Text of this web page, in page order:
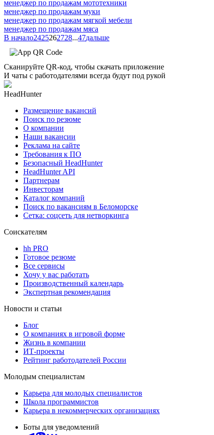
менеджер по продажам мототехники
менеджер по продажам муки
менеджер по продажам мягкой мебели
менеджер по продажам мяса
В начало2425262728...47дальше
Сканируйте QR-код, чтобы скачать приложение
И чаты с работодателями всегда будут под рукой
HeadHunter
Размещение вакансий
Поиск по резюме
О компании
Наши вакансии
Реклама на сайте
Требования к ПО
Безопасный HeadHunter
HeadHunter API
Партнерам
Инвесторам
Каталог компаний
Поиск по вакансиям в Беломорске
Сетка: соцсеть для нетворкинга
Соискателям
hh PRO
Готовое резюме
Все сервисы
Хочу у вас работать
Производственный календарь
Экспертная рекомендация
Новости и статьи
Блог
О компаниях в игровой форме
Жизнь в компании
ИТ-проекты
Рейтинг работодателей России
Молодым специалистам
Карьера для молодых специалистов
Школа программистов
Карьера в некоммерческих организациях
Боты для уведомлений